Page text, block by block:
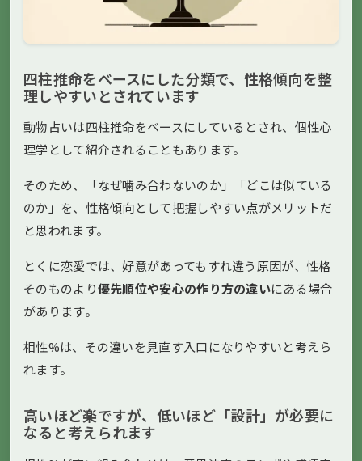
四柱推命をベースにした分類で、性格傾向を整
理しやすいとされています
動物占いは四柱推命をベースにしているとされ、個性心
理学として紹介されることもあります。
そのため、「なぜ噛み合わないのか」「どこは似ている
のか」を、性格傾向として把握しやすい点がメリットだ
と思われます。
とくに恋愛では、好意があってもすれ違う原因が、性格
そのものより優先順位や安心の作り方の違いにある場合
があります。
相性%は、その違いを見直す入口になりやすいと考えら
れます。
高いほど楽ですが、低いほど「設計」が必要に
なると考えられます